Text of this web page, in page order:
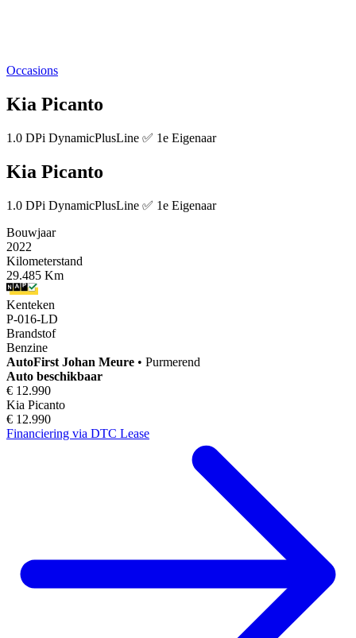
Occasions
Kia Picanto
1.0 DPi DynamicPlusLine ✅ 1e Eigenaar
Kia Picanto
1.0 DPi DynamicPlusLine ✅ 1e Eigenaar
Bouwjaar
2022
Kilometerstand
29.485 Km
Kenteken
P-016-LD
Brandstof
Benzine
AutoFirst Johan Meure • Purmerend
Auto beschikbaar
€ 12.990
Kia Picanto
€ 12.990
Financiering via DTC Lease